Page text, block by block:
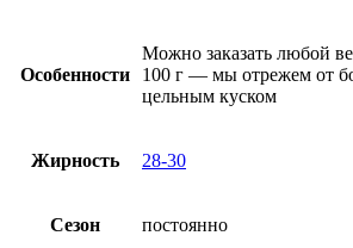
Особенности
Можно заказать любой
100 г — мы отрежем от
цельным куском
Жирность 28-30
Сезон постоянно